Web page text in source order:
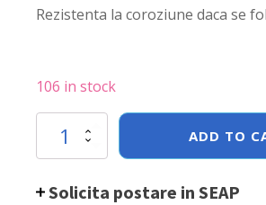
Rezistenta la coroziune daca se
106 in stock
Hendi
Gastronorm
1/2
ADD TO
Solicita postare in SEAP